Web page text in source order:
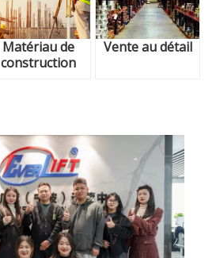
Matériau de
construction
Vente au détail